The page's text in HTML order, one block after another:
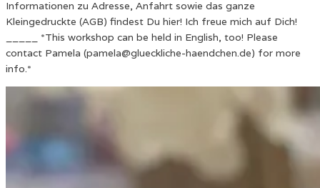
Informationen zu Adresse, Anfahrt sowie das ganze
Kleingedruckte (AGB) findest Du hier! Ich freue mich auf Dich!
_____ *This workshop can be held in English, too! Please
contact Pamela (pamela@glueckliche-haendchen.de) for more
info.*